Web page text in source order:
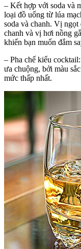
– Kết hợp với soda và
loại đồ uống từ lúa
soda và chanh. Vị ngọt
chanh và vị hơi nồng
khiến bạn muốn đắm
– Pha chế kiểu
ưa chuộng, bởi màu
mức thấp nhất.